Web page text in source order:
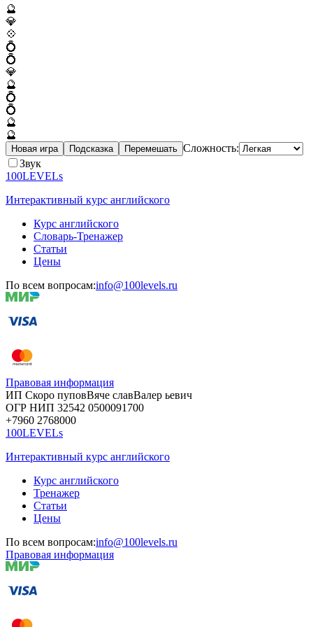
🔮
💎
💠
💍
💍
💎
🔮
💍
💍
🔮
🔮
Новая игра Подсказка Перемешать Сложность:
Звук
100LEVELs
Интерактивный курс английского
Курс английского
Словарь-Тренажер
Статьи
Цены
По всем вопросам:info@100levels.ru
Правовая информация
ИП Скоро пуповВяче славВалер ьевич
ОГР НИП 32542 0500091700
+7960 2768000
100LEVELs
Интерактивный курс английского
Курс английского
Тренажер
Статьи
Цены
По всем вопросам:info@100levels.ru
Правовая информация